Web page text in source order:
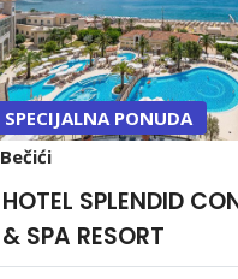
SPECIJALNA PONUDA
Bečići
HOTEL SPLENDID
& SPA RESORT